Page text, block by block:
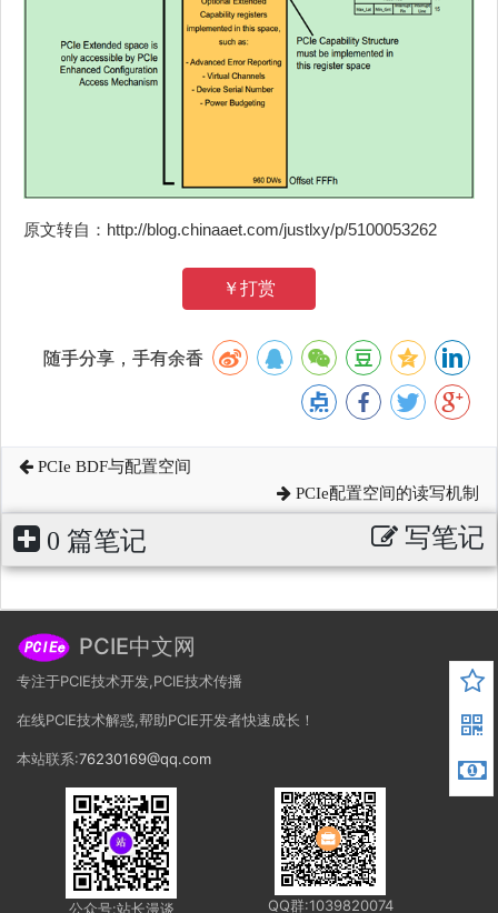
原文转自：http://blog.chinaaet.com/justlxy/p/5100053262
￥打赏
随手分享，手有余香
PCIe BDF与配置空间
PCIe配置空间的读写机制
0 篇笔记 写笔记
PCIE中文网
专注于PCIE技术开发,PCIE技术传播
在线PCIE技术解惑,帮助PCIE开发者快速成长！
本站联系:76230169@qq.com
公众号:站长漫谈 QQ群:1039820074